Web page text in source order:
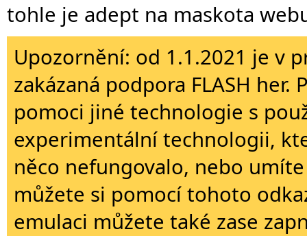
tohle je adept na maskota
Upozornění: od 1.1.2021 je v
zakázaná podpora FLASH
pomoci jiné technologie s
experimentální technologii,
něco nefungovalo, nebo
můžete si pomocí tohoto
emulaci můžete také zase